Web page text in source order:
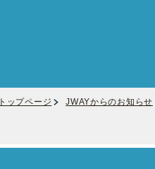
トップページ JWAYからのお知らせ